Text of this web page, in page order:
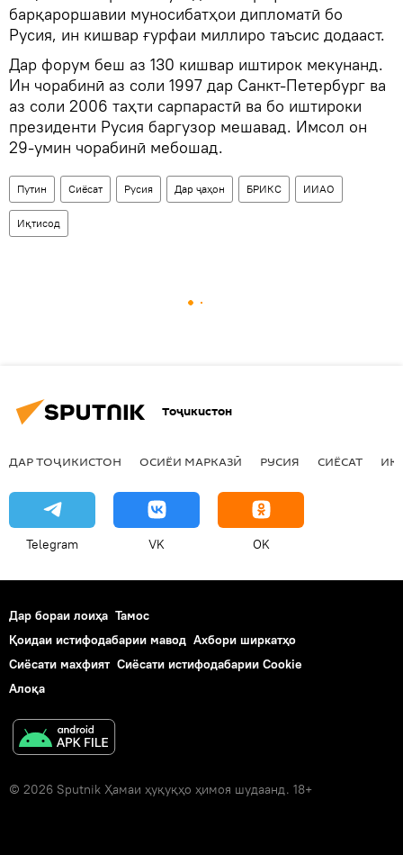
барқароршавии муносибатҳои дипломатӣ бо
Русия, ин кишвар ғурфаи миллиро таъсис додааст.
Дар форум беш аз 130 кишвар иштирок мекунанд.
Ин чорабинӣ аз соли 1997 дар Санкт-Петербург ва
аз соли 2006 таҳти сарпарастӣ ва бо иштироки
президенти Русия баргузор мешавад. Имсол он
29-умин чорабинӣ мебошад.
Путин Сиёсат Русия Дар ҷаҳон БРИКС ИИАО
Иқтисод
Тоҷикистон
ДАР ТОҶИКИСТОН ОСИЁИ МАРКАЗӢ РУСИЯ СИЁСАТ
Telegram VK OK
Дар бораи лоиҳа Тамос
Қоидаи истифодабарии мавод Ахбори ширкатҳо
Сиёсати махфият Сиёсати истифодабарии Cookie
Алоқа
© 2026 Sputnik Ҳамаи ҳуқуқҳо ҳимоя шудаанд. 18+